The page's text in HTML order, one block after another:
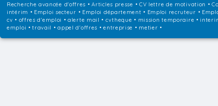
Recherche avancée d'offres •Articles presse • CV lettre de motivation •
intérim • Emploi secteur • Emploi département • Emploi recruteur •
cv • offres d'emploi • alerte mail • cvtheque • mission temporaire •
emploi • travail • appel d'offres • entreprise • metier •